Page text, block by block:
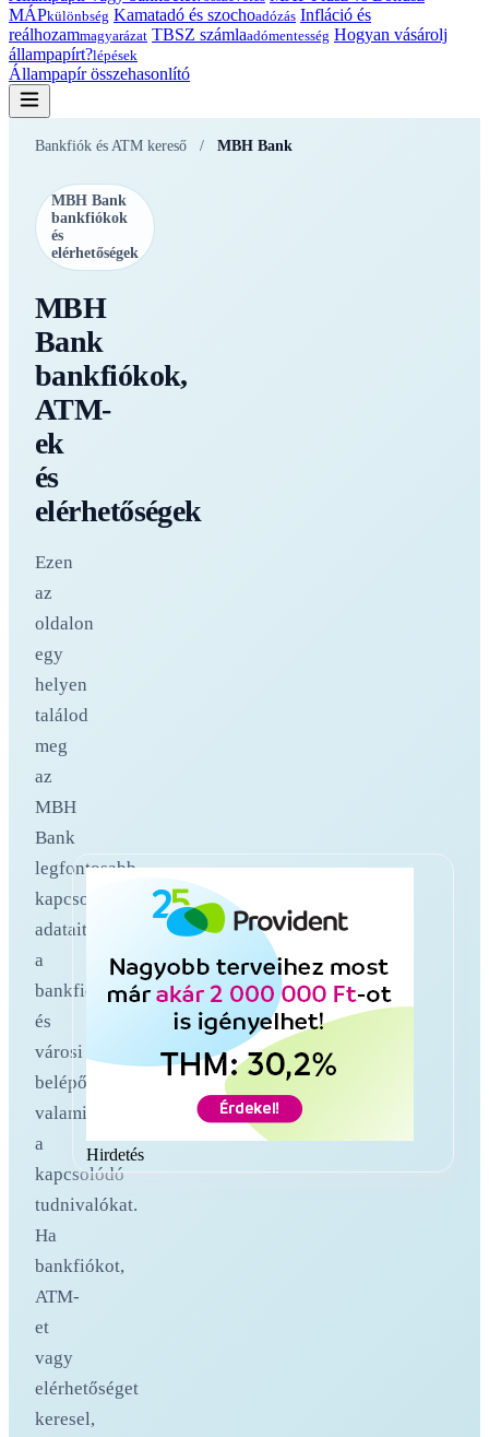
MÁPkülönbség Kamatadó és szochoadózás Infláció és
reálhozammagyarázat TBSZ számlaadómentesség Hogyan vásárolj
állampapírt?lépések
Állampapír összehasonlító
Bankfiók és ATM kereső / MBH Bank
MBH Bank
bankfiókok
és
elérhetőségek
MBH
Bank
bankfiókok,
ATM-
ek
és
elérhetőségek
Ezen
az
oldalon
egy
helyen
találod
meg
az
MBH
Bank
legfontosabb
kapcsolati
adatait,
a
bankfiókokat
és
városi
belépőoldalakat,
valamint
a
kapcsolódó
tudnivalókat.
Ha
bankfiókot,
ATM-
et
vagy
elérhetőséget
keresel,
Hirdetés